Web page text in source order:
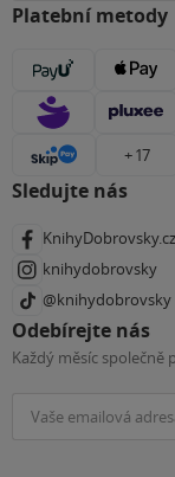
Platební metody
+ 17
Sledujte nás
KnihyDobrovsky.cz
knihydobrovsky
@knihydobrovsky
Odebírejte nás
Každý měsíc společně